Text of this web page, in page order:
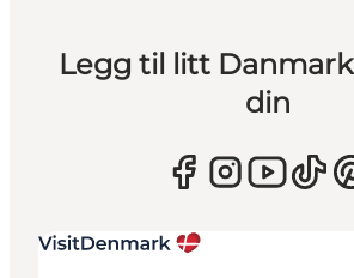
Legg til litt
din